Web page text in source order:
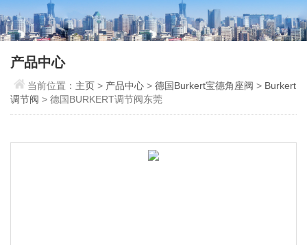
产品中心
当前位置： 主页> 产品中心 >德国Burkert宝德角座阀 > Burkert
调节阀 > 德国BURKERT调节阀东莞